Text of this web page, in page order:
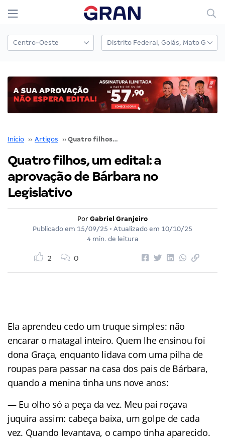
Início ›› Artigos ›› Quatro filhos, um edital: a aprovação de Bárbara no Legislativo
Quatro filhos, um edital: a
aprovação de Bárbara no
Legislativo
Por Gabriel Granjeiro
Publicado em 15/09/25 • Atualizado em 10/10/25
4 min. de leitura
2 0
Ela aprendeu cedo um truque simples: não
encarar o matagal inteiro. Quem lhe ensinou foi
dona Graça, enquanto lidava com uma pilha de
roupas para passar na casa dos pais de Bárbara,
quando a menina tinha uns nove anos:
— Eu olho só a peça da vez. Meu pai roçava
juquira assim: cabeça baixa, um golpe de cada
vez. Quando levantava, o campo tinha aparecido.